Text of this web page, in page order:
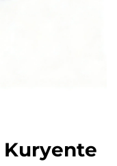
Kuryente